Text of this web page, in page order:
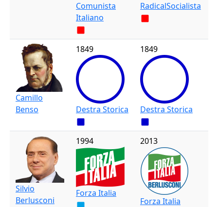
Comunista
Italiano
RadicalSocialista
Camillo
Benso
1849
Destra Storica
1849
Destra Storica
Silvio
Berlusconi
1994
Forza Italia
2013
Forza Italia